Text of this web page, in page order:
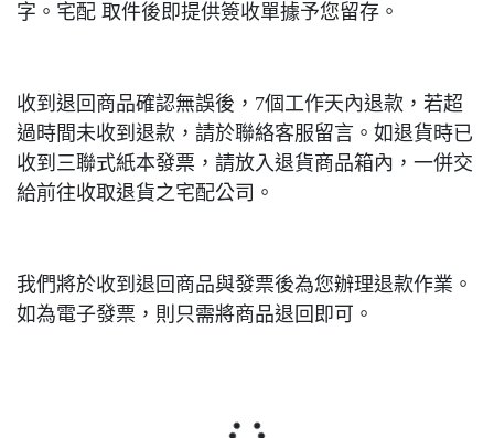
字。宅配 取件後即提供簽收單據予您留存。
收到退回商品確認無誤後，7個工作天內退款，若超
過時間未收到退款，請於聯絡客服留言。如退貨時已
收到三聯式紙本發票，請放入退貨商品箱內，一併交
給前往收取退貨之宅配公司。
我們將於收到退回商品與發票後為您辦理退款作業。
如為電子發票，則只需將商品退回即可。